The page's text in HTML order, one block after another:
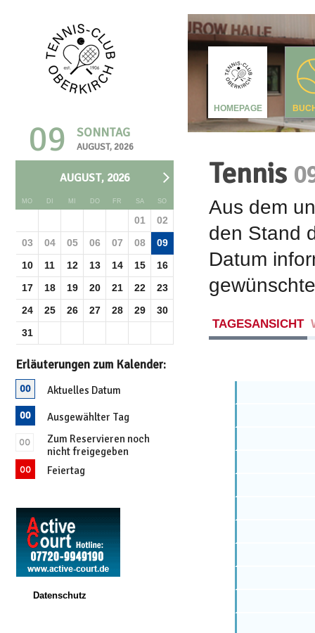
09 SONNTAG
AUGUST, 2026
AUGUST, 2026
MO DI MI DO FR SA SO
01
02
03
04 05 06 07 08
09
10
11 12 13 14 15
16
17
18 19 20 21 22
23
24
25 26 27 28 29
30
31
Erläuterungen zum Kalender:
Aktuelles Datum
Ausgewählter Tag
Zum Reservieren noch
nicht freigegeben
Feiertag
Datenschutz
HOMEPAGE
Tennis
Aus dem
den Stand
Datum
TAGESANSICHT